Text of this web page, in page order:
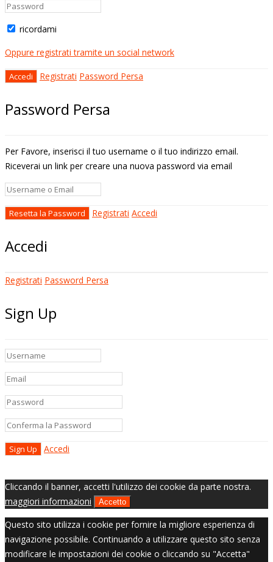
ricordami
Oppure registrati tramite un social network
Registrati Password Persa
Password Persa
Per Favore, inserisci il tuo username o il tuo indirizzo email.
Riceverai un link per creare una nuova password via email
Registrati Accedi
Accedi
Registrati Password Persa
Sign Up
Accedi
Cliccando il banner, accetti l'utilizzo dei cookie da parte nostra.
maggiori informazioni
Accetto
Questo sito utilizza i cookie per fornire la migliore esperienza di
navigazione possibile. Continuando a utilizzare questo sito senza
modificare le impostazioni dei cookie o cliccando su "Accetta"